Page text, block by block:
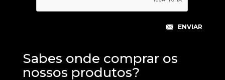
Sabes onde comprar os
nossos produtos?